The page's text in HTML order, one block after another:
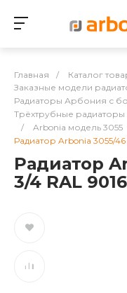
Главная / Каталог
Заказные модели
Радиаторы Арбония с
Трёхтрубные
/
Arbonia модель 3055
Радиатор Arbonia 3055/46
Радиатор
3/4 RAL 9016